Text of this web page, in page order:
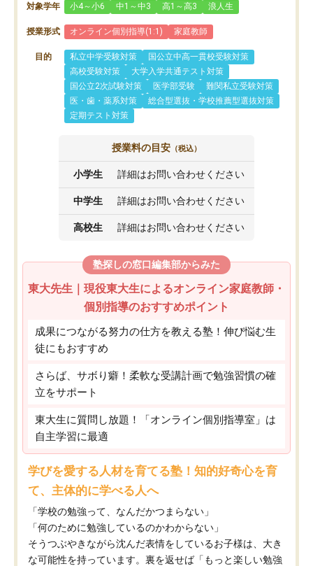
対象学年 小4～小6 中1～中3 高1～高3 浪人生
授業形式 オンライン個別指導(1:1) 家庭教師
目的 私立中学受験対策
国公立中高一貫校受験対策
高校受験対策
大学入学共通テスト対策
国公立2次試験対策
医学部受験
難関私立受験対策
医・歯・薬系対策
総合型選抜・学校推薦型選抜対策
定期テスト対策
授業料の目安 （税込）
小学生 詳細はお問い合わせください
中学生 詳細はお問い合わせください
高校生 詳細はお問い合わせください
塾探しの窓口編集部からみた
東大先生｜現役東大生によるオンライン家庭教師・
個別指導のおすすめポイント
成果につながる努力の仕方を教える塾！伸び悩む生
徒にもおすすめ
さらば、サボり癖！柔軟な受講計画で勉強習慣の確
立をサポート
東大生に質問し放題！「オンライン個別指導室」は
自主学習に最適
学びを愛する人材を育てる塾！知的好奇心を育
て、主体的に学べる人へ
「学校の勉強って、なんだかつまらない」
「何のために勉強しているのかわからない」
そうつぶやきながら沈んだ表情をしているお子様は、大き
な可能性を持っています。裏を返せば「もっと楽しい勉強